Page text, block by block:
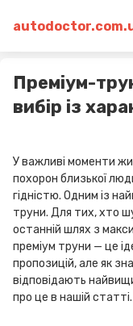
Преміум-
вибір із
У важливі моменти
похорон близької
гідністю. Одним із
труни. Для тих, хто
останній шлях з
преміум труни — це
пропозицій, але як
відповідають
про це в нашій статті.